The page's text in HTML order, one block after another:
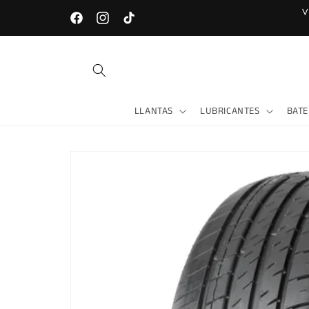
directamente
FacebookInstagramTikTok
LOJA - Av. Universitaria entre Gonzanamá y Celica
LLANTAS LUBRICANTES